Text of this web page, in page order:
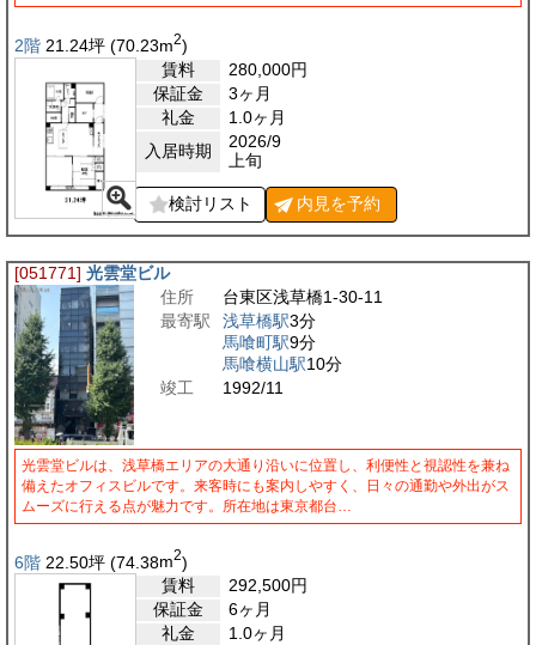
2階 21.24坪 (70.23m2)
賃料
280,000円
保証金
3ヶ月
礼金
1.0ヶ月
入居時期
2026/9
上旬
検討リスト 内見を予約
[051771] 光雲堂ビル
住所
台東区浅草橋1-30-11
最寄駅
浅草橋駅3分
馬喰町駅9分
馬喰横山駅10分
竣工
1992/11
光雲堂ビルは、浅草橋エリアの大通り沿いに位置し、利便性と視認性を兼ね
備えたオフィスビルです。来客時にも案内しやすく、日々の通勤や外出がス
ムーズに行える点が魅力です。所在地は東京都台…
6階 22.50坪 (74.38m2)
賃料
292,500円
保証金
6ヶ月
礼金
1.0ヶ月